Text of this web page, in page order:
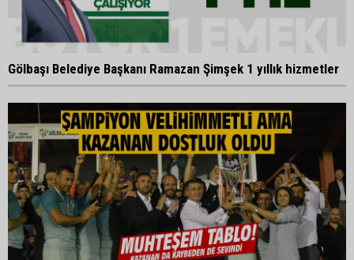
Gölbaşı Belediye Başkanı Ramazan Şimşek 1 yıllık hizmetler